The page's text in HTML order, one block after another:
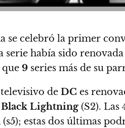
se celebró la primer
serie había sido
9 series más de su
de DC es
Black Lightning(S2). Las
(s5); estas dos últimas